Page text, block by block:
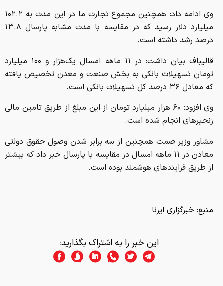
وی ادامه داد: همچنین مجموع تجارت ما در این مدت به ۱۰۲.۲
میلیارد دلار رسید که در مقایسه با مدت مشابه پارسال ۱۳.۸
درصد رشد داشته است.
قالیباف بیان داشت: در ۱۱ ماهه امسال یک‌هزار و ۱۰۰ میلیارد
تومان تسهیلات بانکی به بخش صنعت و معدن تخصیص یافته
که معادل ۳۶ درصد کل تسهیلات بانکی است.
وی افزود: ۶۰ هزار میلیارد تومان از این مبلغ از طریق تامین مالی
زنجیرهای انجام شده است.
مشاور وزیر صمت همچنین از سه برابر شدن وصول حقوق دولتی
معادن در ۱۱ ماهه امسال در مقایسه با پارسال خبر داد که بیشتر
از طریق فرایندهای هوشمند بوده است.
منبع: خبرگزاری ایرنا
این خبر را به اشتراک بگذارید: